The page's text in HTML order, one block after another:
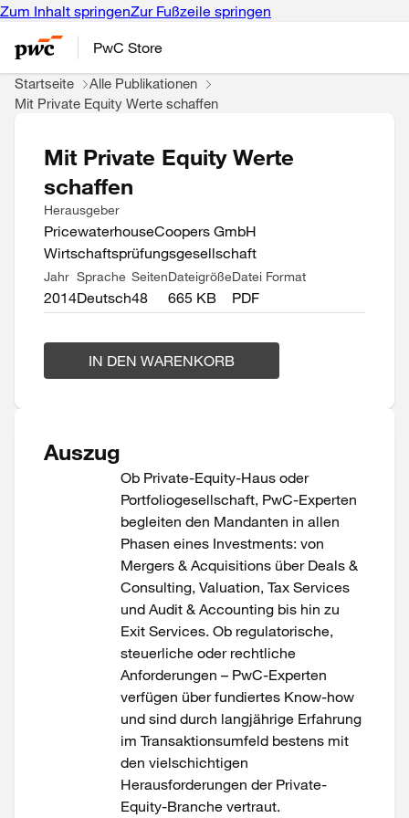
Zum Inhalt springenZur Fußzeile springen
PwC Store
Startseite
Alle Publikationen
Mit Private Equity Werte schaffen
Mit Private Equity Werte
schaffen
Herausgeber
PricewaterhouseCoopers GmbH
Wirtschaftsprüfungsgesellschaft
Jahr
2014
Sprache
Deutsch
Seiten
48
Dateigröße
665 KB
Datei Format
PDF
IN DEN WARENKORB
Auszug
Ob Private-Equity-Haus oder
Portfoliogesellschaft, PwC-Experten
begleiten den Mandanten in allen
Phasen eines Investments: von
Mergers & Acquisitions über Deals &
Consulting, Valuation, Tax Services
und Audit & Accounting bis hin zu
Exit Services. Ob regulatorische,
steuerliche oder rechtliche
Anforderungen – PwC-Experten
verfügen über fundiertes Know-how
und sind durch langjährige Erfahrung
im Transaktionsumfeld bestens mit
den vielschichtigen
Herausforderungen der Private-
Equity-Branche vertraut.